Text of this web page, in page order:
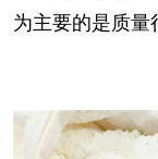
为主要的是质量